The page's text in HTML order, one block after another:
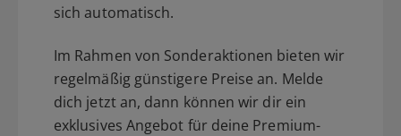
sich automatisch.
Im Rahmen von Sonderaktionen bieten wir
regelmäßig günstigere Preise an. Melde
dich jetzt an, dann können wir dir ein
exklusives Angebot für deine Premium-